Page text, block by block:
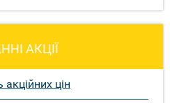
АКЦІЇ
цін